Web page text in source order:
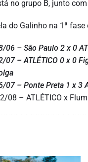
no grupo B, junto
do Galinho na 1ª fase
06 – São Paulo 2 x 0
07 – ATLÉTICO 0 x 0
07 – Ponte Preta 1 x 3
08 – ATLÉTICO x